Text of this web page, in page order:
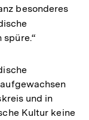
besonderes
und in
Kultur keine